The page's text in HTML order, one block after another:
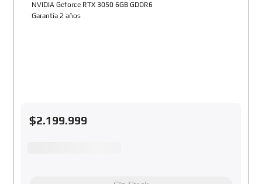
NVIDIA Geforce RTX 3050 6GB GDDR6
Garantía 2 años
$2.199.999